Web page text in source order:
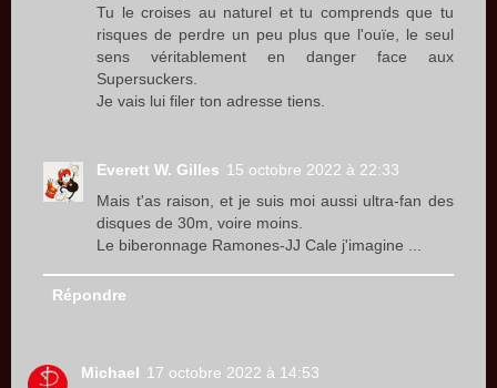
Tu le croises au naturel et tu comprends que tu
risques de perdre un peu plus que l'ouïe, le seul
sens véritablement en danger face aux
Supersuckers.
Je vais lui filer ton adresse tiens.
Everett W. Gilles 15 octobre 2022 à 22:33
Mais t'as raison, et je suis moi aussi ultra-fan des
disques de 30m, voire moins.
Le biberonnage Ramones-JJ Cale j'imagine ...
Répondre
Michael 17 octobre 2022 à 14:53